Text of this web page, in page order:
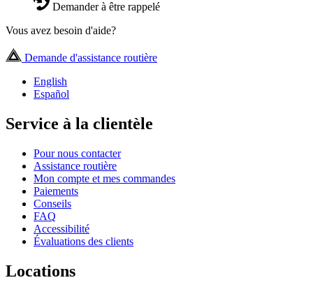
Demander à être rappelé
Vous avez besoin d'aide?
Demande d'assistance routière
English
Español
Service à la clientèle
Pour nous contacter
Assistance routière
Mon compte et mes commandes
Paiements
Conseils
FAQ
Accessibilité
Évaluations des clients
Locations